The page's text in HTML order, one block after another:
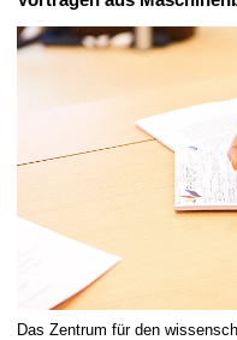
Das Zentrum für den